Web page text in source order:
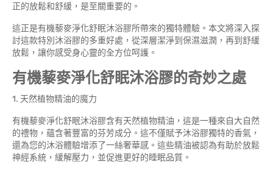
正的放鬆和舒緩，是至關重要的。
這正是有機藜麥淨化舒眠沐浴膠所帶來的獨特體驗。本文將深入探
討這款特別沐浴膠的多重好處，從深層潔淨到保濕滋潤，再到舒緩
放鬆，讓你感受身心靈的全方位呵護。
有機藜麥淨化舒眠沐浴膠的奇妙之處
1. 天然植物精油的魔力
有機藜麥淨化舒眠沐浴膠含有天然植物精油，這是一種來自大自然
的禮物，蘊含著豐富的芬芳成分。這不僅賦予沐浴膠獨特的香氣，
還為您的沐浴體驗增添了一絲奢華感。這些精油被認為有助於放鬆
神經系統，緩解壓力，並促進更好的睡眠品質。